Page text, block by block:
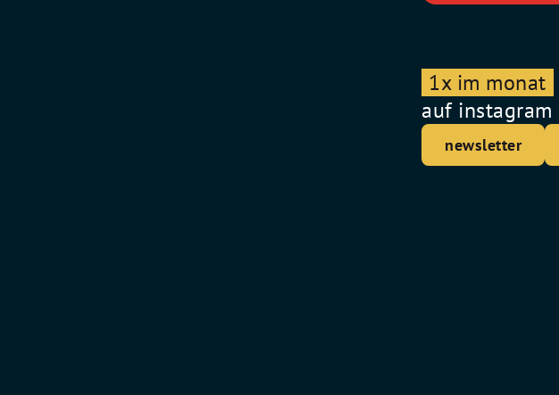
1x im monat
auf instagram
newsletter